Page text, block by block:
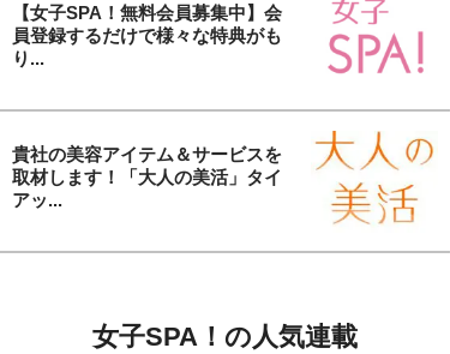
【女子SPA！無料会員募集中】会
員登録するだけで様々な特典がも
り...
貴社の美容アイテム＆サービスを
取材します！「大人の美活」タイ
アッ...
女子SPA！の人気連載